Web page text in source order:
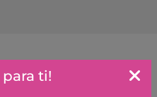
combinan
ti!